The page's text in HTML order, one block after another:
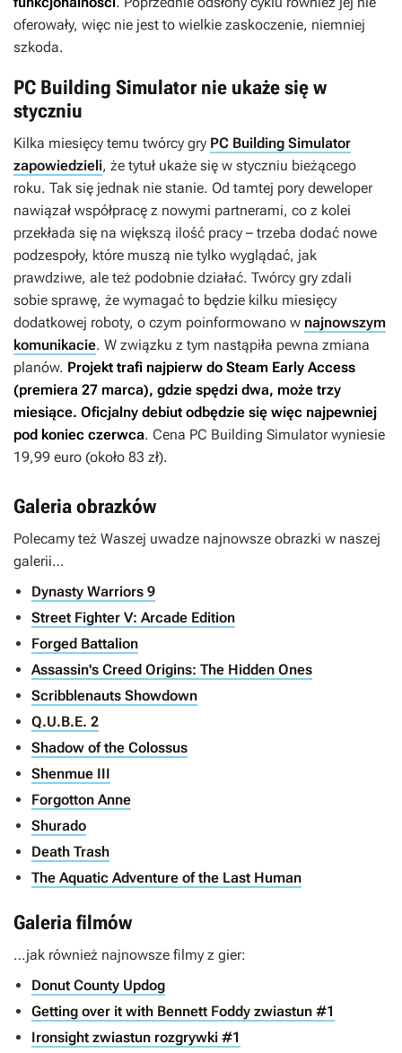
oferowały, więc nie jest to wielkie zaskoczenie, niemniej
szkoda.
PC Building Simulator nie ukaże się w
styczniu
Kilka miesięcy temu twórcy gry PC Building Simulator
zapowiedzieli, że tytuł ukaże się w styczniu bieżącego
roku. Tak się jednak nie stanie. Od tamtej pory deweloper
nawiązał współpracę z nowymi partnerami, co z kolei
przekłada się na większą ilość pracy – trzeba dodać nowe
podzespoły, które muszą nie tylko wyglądać, jak
prawdziwe, ale też podobnie działać. Twórcy gry zdali
sobie sprawę, że wymagać to będzie kilku miesięcy
dodatkowej roboty, o czym poinformowano w najnowszym
komunikacie. W związku z tym nastąpiła pewna zmiana
planów. Projekt trafi najpierw do Steam Early Access
(premiera 27 marca), gdzie spędzi dwa, może trzy
miesiące. Oficjalny debiut odbędzie się więc najpewniej
pod koniec czerwca. Cena PC Building Simulatorwyniesie
19,99 euro (około 83 zł).
Galeria obrazków
Polecamy też Waszej uwadze najnowsze obrazki w naszej
galerii…
Dynasty Warriors 9
Street Fighter V: Arcade Edition
Forged Battalion
Assassin's Creed Origins: The Hidden Ones
Scribblenauts Showdown
Q.U.B.E. 2
Shadow of the Colossus
Shenmue III
Forgotton Anne
Shurado
Death Trash
The Aquatic Adventure of the Last Human
Galeria filmów
…jak również najnowsze filmy z gier:
Donut County Updog
Getting over it with Bennett Foddy zwiastun #1
Ironsight zwiastun rozgrywki #1